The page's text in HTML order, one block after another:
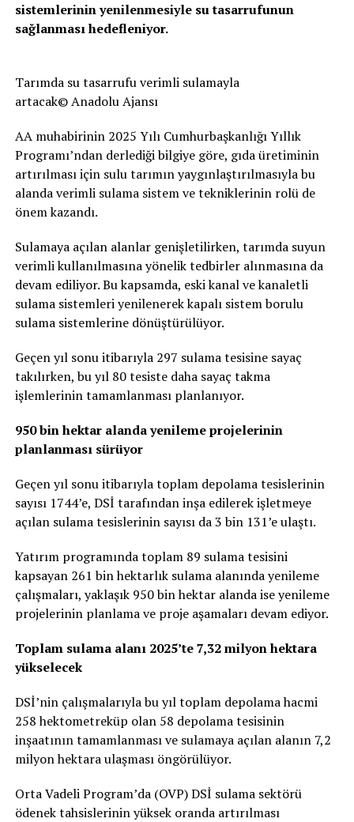
sistemlerinin yenilenmesiyle su tasarrufunun
sağlanması hedefleniyor.
Tarımda su tasarrufu verimli sulamayla
artacak© Anadolu Ajansı
AA muhabirinin 2025 Yılı Cumhurbaşkanlığı Yıllık
Programı’ndan derlediği bilgiye göre, gıda üretiminin
artırılması için sulu tarımın yaygınlaştırılmasıyla bu
alanda verimli sulama sistem ve tekniklerinin rolü de
önem kazandı.
Sulamaya açılan alanlar genişletilirken, tarımda suyun
verimli kullanılmasına yönelik tedbirler alınmasına da
devam ediliyor. Bu kapsamda, eski kanal ve kanaletli
sulama sistemleri yenilenerek kapalı sistem borulu
sulama sistemlerine dönüştürülüyor.
Geçen yıl sonu itibarıyla 297 sulama tesisine sayaç
takılırken, bu yıl 80 tesiste daha sayaç takma
işlemlerinin tamamlanması planlanıyor.
950 bin hektar alanda yenileme projelerinin
planlanması sürüyor
Geçen yıl sonu itibarıyla toplam depolama tesislerinin
sayısı 1744’e, DSİ tarafından inşa edilerek işletmeye
açılan sulama tesislerinin sayısı da 3 bin 131’e ulaştı.
Yatırım programında toplam 89 sulama tesisini
kapsayan 261 bin hektarlık sulama alanında yenileme
çalışmaları, yaklaşık 950 bin hektar alanda ise yenileme
projelerinin planlama ve proje aşamaları devam ediyor.
Toplam sulama alanı 2025’te 7,32 milyon hektara
yükselecek
DSİ’nin çalışmalarıyla bu yıl toplam depolama hacmi
258 hektometreküp olan 58 depolama tesisinin
inşaatının tamamlanması ve sulamaya açılan alanın 7,2
milyon hektara ulaşması öngörülüyor.
Orta Vadeli Program’da (OVP) DSİ sulama sektörü
ödenek tahsislerinin yüksek oranda artırılması